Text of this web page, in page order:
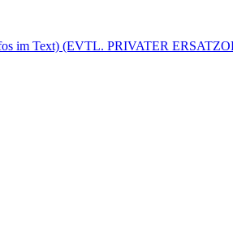
im Text) (EVTL. PRIVATER